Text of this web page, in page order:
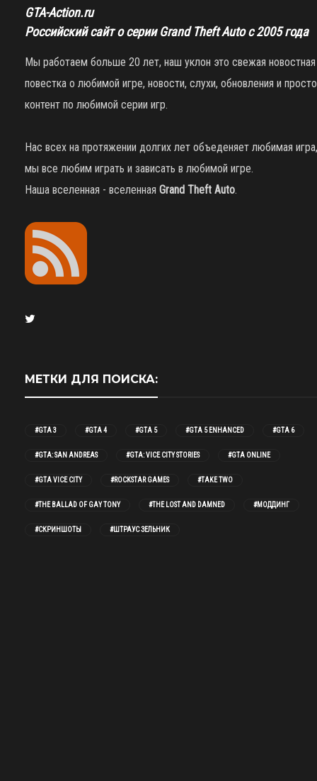
GTA-Action.ru
Российский сайт о серии Grand Theft Auto с 2005 года
Мы работаем больше 20 лет, наш уклон это свежая новостная
повестка о любимой игре, новости, слухи, обновления и просто
контент по любимой серии игр.
Нас всех на протяжении долгих лет объеденяет любимая игра,
мы все любим играть и зависать в любимой игре.
Наша вселенная - вселенная Grand Theft Auto.
МЕТКИ ДЛЯ ПОИСКА:
#GTA 3 #GTA 4 #GTA 5 #GTA 5 ENHANCED #GTA 6
#GTA: SAN ANDREAS #GTA: VICE CITY STORIES #GTA ONLINE
#GTA VICE CITY #ROCKSTAR GAMES #TAKE TWO
#THE BALLAD OF GAY TONY #THE LOST AND DAMNED #МОДДИНГ
#СКРИНШОТЫ #ШТРАУС ЗЕЛЬНИК